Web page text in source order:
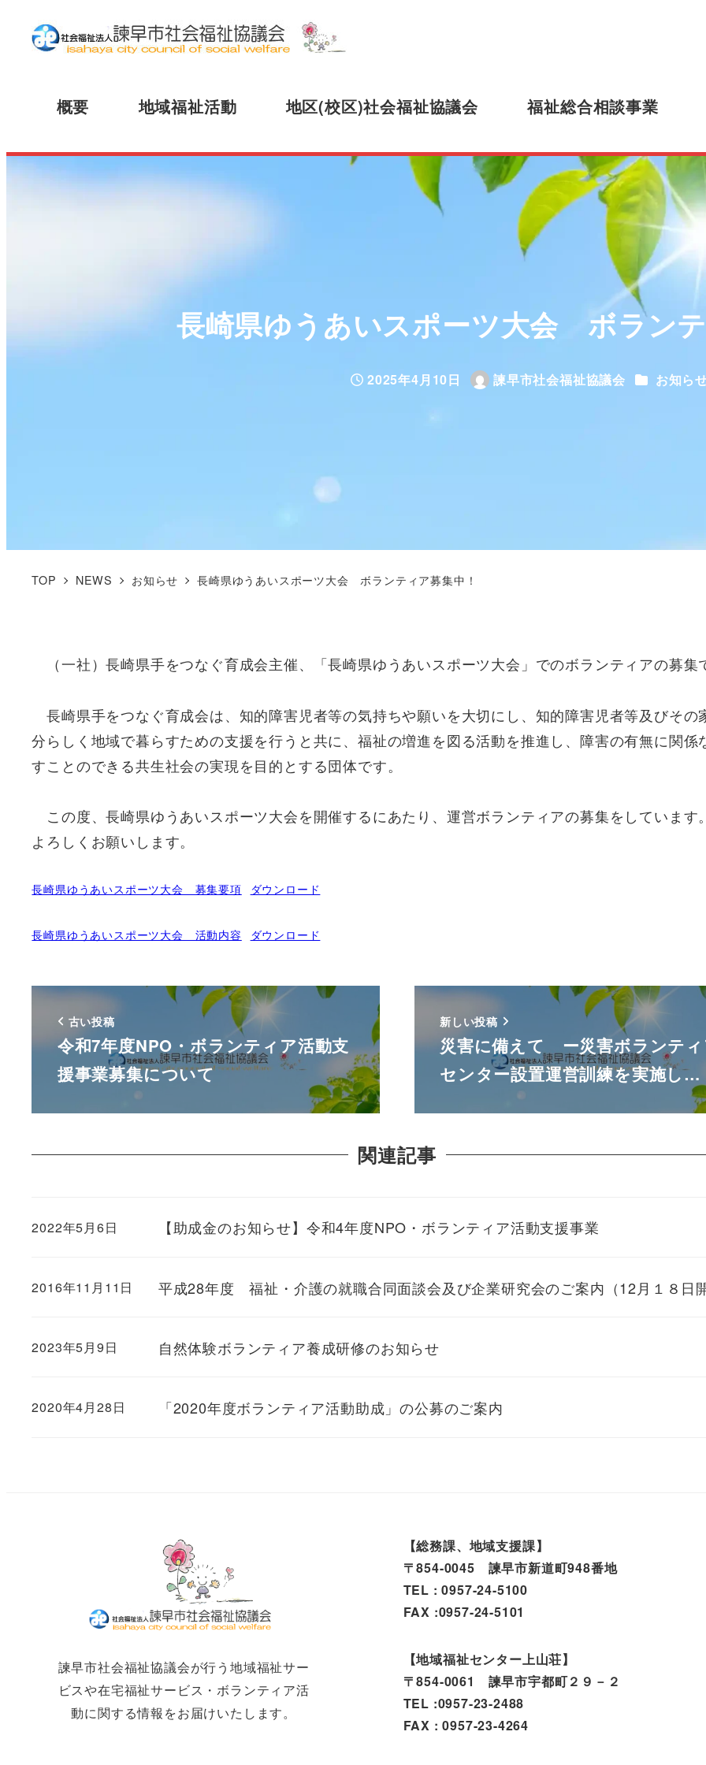
概要 地域福祉活動 地区(校区)社会福祉協議会 福祉総合相談事業
長崎県ゆうあいスポーツ大会 ボラン
投稿日
2025年4月10日
著
諫早市社会福祉協議会 カテゴリー
お知ら
TOP NEWS お知らせ 長崎県ゆうあいスポーツ大会 ボランティア募集中！
（一社）長崎県手をつなぐ育成会主催、「長崎県ゆうあいスポーツ大会」でのボランティアの募集
長崎県手をつなぐ育成会は、知的障害児者等の気持ちや願いを大切にし、知的障害児者等及びその
分らしく地域で暮らすための支援を行うと共に、福祉の増進を図る活動を推進し、障害の有無に関係
すことのできる共生社会の実現を目的とする団体です。
この度、長崎県ゆうあいスポーツ大会を開催するにあたり、運営ボランティアの募集をしています
よろしくお願いします。
長崎県ゆうあいスポーツ大会 募集要項 ダウンロード
長崎県ゆうあいスポーツ大会 活動内容 ダウンロード
古い投稿
令和7年度NPO・ボランティア活動支
援事業募集について
新しい投稿
災害に備えて ー災害ボランテ
センター設置運営訓練を実施し…
関連記事
【助成金のお知らせ】令和4年度NPO・ボランティア活動支援事業
2022年5月6日
平成28年度 福祉・介護の就職合同面談会及び企業研究会のご案内（12月１８日
2016年11月11日
自然体験ボランティア養成研修のお知らせ
2023年5月9日
「2020年度ボランティア活動助成」の公募のご案内
2020年4月28日
諫早市社会福祉協議会が行う地域福祉サー
ビスや在宅福祉サービス・ボランティア活
動に関する情報をお届けいたします。
【総務課、地域支援課】
〒854-0045 諫早市新道町948番地
TEL : 0957-24-5100
FAX :0957-24-5101
【地域福祉センター上山荘】
〒854-0061 諫早市宇都町２９－２
TEL :0957-23-2488
FAX : 0957-23-4264